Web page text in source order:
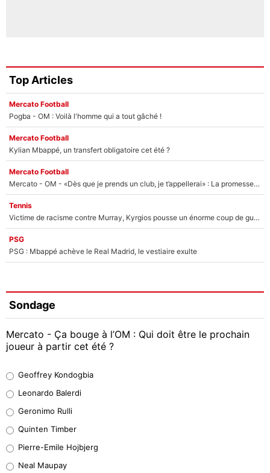
Top Articles
Mercato Football
Pogba - OM : Voilà l'homme qui a tout gâché !
Mercato Football
Kylian Mbappé, un transfert obligatoire cet été ?
Mercato Football
Mercato - OM - «Dès que je prends un club, je t’appellerai» : La promesse de Marcelino au moment de claquer la porte
Tennis
Victime de racisme contre Murray, Kyrgios pousse un énorme coup de gueule !
PSG
PSG : Mbappé achève le Real Madrid, le vestiaire exulte
Sondage
Mercato - Ça bouge à l’OM : Qui doit être le prochain
joueur à partir cet été ?
38%
32%
5%
Geoffrey Kondogbia
Leonardo Balerdi
Geronimo Rulli
Quinten Timber
Pierre-Emile Hojbjerg
Neal Maupay